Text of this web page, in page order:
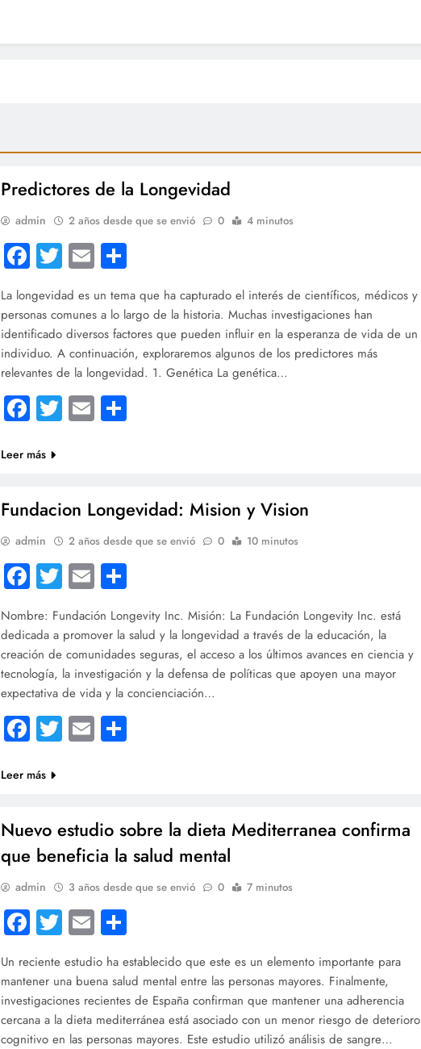
Predictores de la Longevidad
admin 2 años desde que se envió 0 4 minutos
Facebook
Twitter
Email
La longevidad es un tema que ha capturado el interés de científicos, médicos y
personas comunes a lo largo de la historia. Muchas investigaciones han
identificado diversos factores que pueden influir en la esperanza de vida de un
individuo. A continuación, exploraremos algunos de los predictores más
relevantes de la longevidad. 1. Genética La genética…
Facebook
Twitter
Email
Leer más
Fundacion Longevidad: Mision y Vision
admin 2 años desde que se envió 0 10 minutos
Facebook
Twitter
Email
Nombre: Fundación Longevity Inc. Misión: La Fundación Longevity Inc. está
dedicada a promover la salud y la longevidad a través de la educación, la
creación de comunidades seguras, el acceso a los últimos avances en ciencia y
tecnología, la investigación y la defensa de políticas que apoyen una mayor
expectativa de vida y la concienciación…
Facebook
Twitter
Email
Leer más
Nuevo estudio sobre la dieta Mediterranea confirma
que beneficia la salud mental
admin 3 años desde que se envió 0 7 minutos
Facebook
Twitter
Email
Un reciente estudio ha establecido que este es un elemento importante para
mantener una buena salud mental entre las personas mayores. Finalmente,
investigaciones recientes de España confirman que mantener una adherencia
cercana a la dieta mediterránea está asociado con un menor riesgo de deterioro
cognitivo en las personas mayores. Este estudio utilizó análisis de sangre…